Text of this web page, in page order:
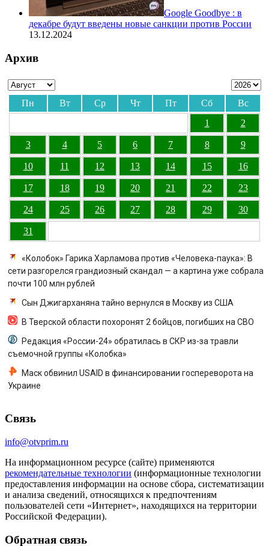
Google Goodbye : в
декабре будут введены новые санкции против России
13.12.2024
Архив
Пн Вт Ср Чт Пт Сб
Вс
1
2
3 4 5 6 7 8 9
10 11 12 13 14 15 16
17 18 19 20 21 22 23
24 25 26 27 28 29 30
31
«Колобок» Гарика Харламова против «Человека-паука»: В
сети разгорелся грандиозный скандал — а картина уже собрала
почти 100 млн рублей
Сын Джигарханяна тайно вернулся в Москву из США
В Тверской области похоронят 2 бойцов, погибших на СВО
Редакция «России-24» обратилась в СКР из-за травли
съемочной группы «Колобка»
Маск обвинил USAID в финансировании госпереворота на
Украине
Связь
info@otvprim.ru
На информационном ресурсе (сайте) применяются
рекомендательные технологии (информационные технологии
предоставления информации на основе сбора, систематизации
и анализа сведений, относящихся к предпочтениям
пользователей сети «Интернет», находящихся на территории
Российской Федерации).
Обратная связь